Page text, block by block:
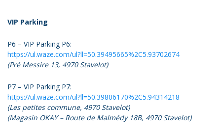
VIP Parking
P6 – VIP Parking P6:
https://ul.waze.com/ul?ll=50.39495665%2C5.93702674
(Pré Messire 13, 4970 Stavelot)
P7 – VIP Parking P7:
https://ul.waze.com/ul?ll=50.39806170%2C5.94314218
(Les petites commune, 4970 Stavelot)
(Magasin OKAY – Route de Malmédy 18B, 4970 Stavelot)